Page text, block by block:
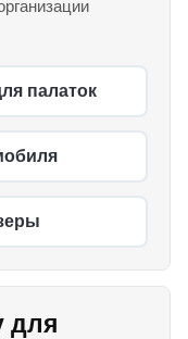
палаток
для